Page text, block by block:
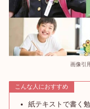
画像引
こんな人におすすめ
紙テキストで書く